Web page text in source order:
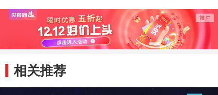
何成
点
相关推荐